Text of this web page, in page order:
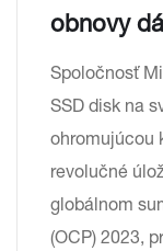
obnovy
Spoločnosť
SSD disk na
ohromujúcou
revolučné
globálnom
(OCP) 2023,